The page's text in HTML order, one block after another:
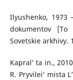
Ilyushenko, 1973
dokumentov
Sovetskie arkhivy.
Kapral’ ta in.,
R. Pryvilei’ mista